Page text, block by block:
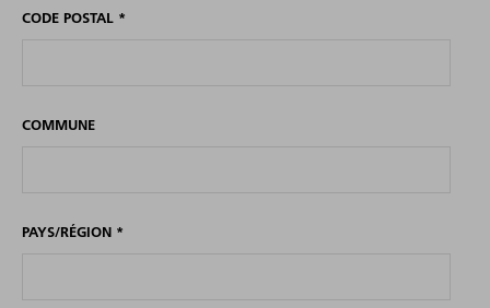
CODE POSTAL *
COMMUNE
PAYS/RÉGION *